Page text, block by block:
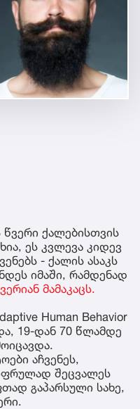
ქალებისთვის
ეს კვლევა კიდევ
- ქალის ასაკს
იმაში, რამდენად
მამაკაცს.
Human Behavior
19-დან 70 წლამდე
აჩვენეს,
შეცვალეს
გაპარსული სახე,